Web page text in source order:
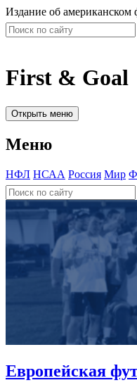
Издание об американском
First & Goal
Открыть меню
Меню
НФЛ НСАА Россия Мир
Европейская